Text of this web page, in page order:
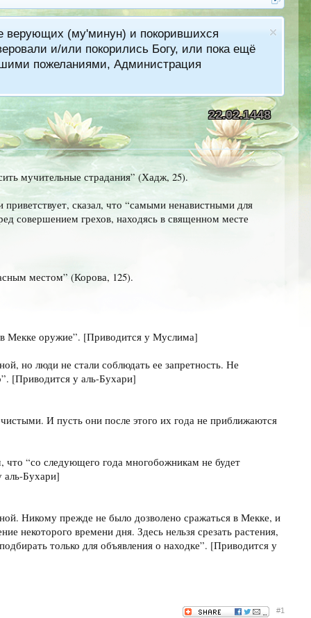
верующих (му'минун) и покорившихся
и/или покорились Богу, или пока ещё
пожеланиями, Администрация
22.02.1448
мучительные страдания” (Хадж, 25).
сказал, что “самыми ненавистными для
совершением грехов, находясь в священном месте
местом” (Корова, 125).
в Мекке оружие”. [Приводится у Муслима]
но люди не стали соблюдать ее запретность. Не
[Приводится у аль-Бухари]
И пусть они после этого их года не приближаются
что “со следующего года многобожникам не будет
аль-Бухари]
Никому прежде не было дозволено сражаться в Мекке, и
некоторого времени дня. Здесь нельзя срезать растения,
только для объявления о находке”. [Приводится у
#1